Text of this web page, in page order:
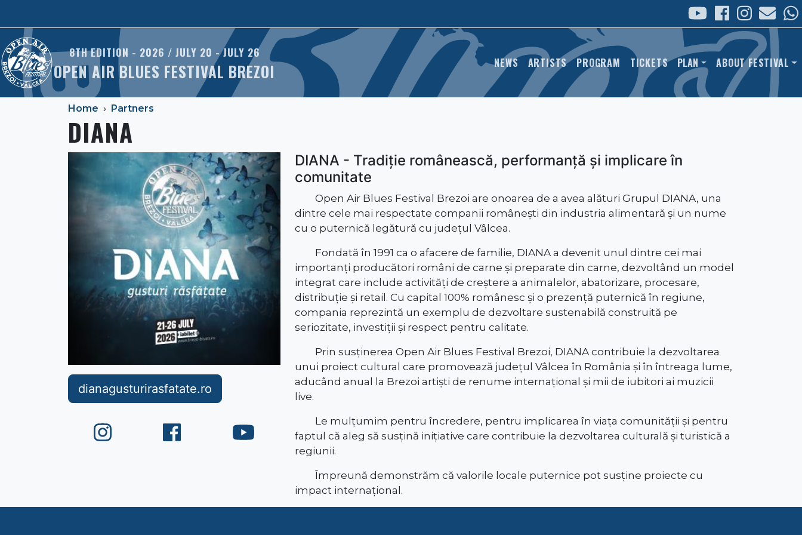
8TH EDITION - 2026 / JULY 20 - JULY 26
OPEN AIR BLUES FESTIVAL BREZOI MAIN NAVIGATION
NEWS ARTISTS PROGRAM TICKETS PLAN ABOUT FESTIVAL
Home Partners
DIANA
dianagusturirasfatate.ro
DIANA - Tradiție românească, performanță și implicare în
comunitate
Open Air Blues Festival Brezoi are onoarea de a avea alături Grupul DIANA, una
dintre cele mai respectate companii românești din industria alimentară și un nume
cu o puternică legătură cu județul Vâlcea.
Fondată în 1991 ca o afacere de familie, DIANA a devenit unul dintre cei mai
importanți producători români de carne și preparate din carne, dezvoltând un model
integrat care include activități de creștere a animalelor, abatorizare, procesare,
distribuție și retail. Cu capital 100% românesc și o prezență puternică în regiune,
compania reprezintă un exemplu de dezvoltare sustenabilă construită pe
seriozitate, investiții și respect pentru calitate.
Prin susținerea Open Air Blues Festival Brezoi, DIANA contribuie la dezvoltarea
unui proiect cultural care promovează județul Vâlcea în România și în întreaga lume,
aducând anual la Brezoi artiști de renume internațional și mii de iubitori ai muzicii
live.
Le mulțumim pentru încredere, pentru implicarea în viața comunității și pentru
faptul că aleg să susțină inițiative care contribuie la dezvoltarea culturală și turistică a
regiunii.
Împreună demonstrăm că valorile locale puternice pot susține proiecte cu
impact internațional.